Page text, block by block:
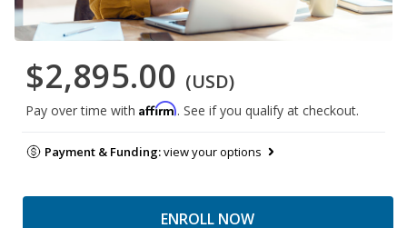
$2,895.00 (USD)
Pay over time with Affirm. See if you qualify at checkout.
Payment & Funding:view your options
ENROLL NOW